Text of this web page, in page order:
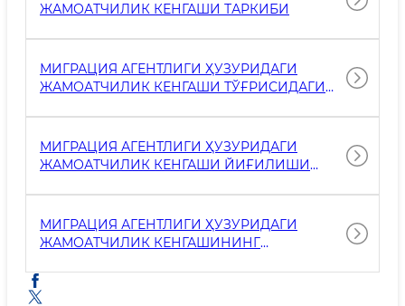
ЖАМОАТЧИЛИК КЕНГАШИ ТАРКИБИ
МИГРАЦИЯ АГЕНТЛИГИ ҲУЗУРИДАГИ
ЖАМОАТЧИЛИК КЕНГАШИ ТЎҒРИСИДАГИ
МИГРАЦИЯ АГЕНТЛИГИ ҲУЗУРИДАГИ
ЖАМОАТЧИЛИК КЕНГАШИ ЙИҒИЛИШИ
МИГРАЦИЯ АГЕНТЛИГИ ҲУЗУРИДАГИ
ЖАМОАТЧИЛИК КЕНГАШИНИНГ